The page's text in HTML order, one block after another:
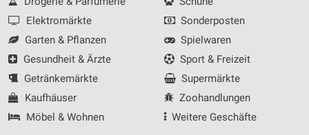
Elektromärkte
Garten & Pflanzen
Gesundheit & Ärzte
Getränkemärkte
Kaufhäuser
Möbel & Wohnen
Sonderposten
Spielwaren
Sport & Freizeit
Supermärkte
Zoohandlungen
Weitere Geschäfte
IAB-Besonderheiten:
Geräte anhand von aktiv angeforderten
Nicht-IAB-Verarbeitungszwecke:
Notwendig